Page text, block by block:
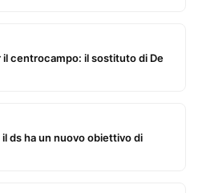
il centrocampo: il sostituto di De
ds ha un nuovo obiettivo di